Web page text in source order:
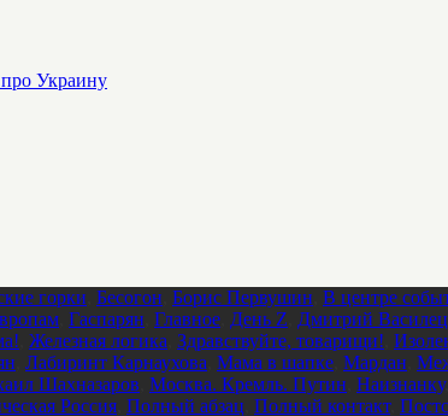
Украину
горки Бесогон Борис Первушин В центре
Гаспарян Главное День Z Дмитрий Василец
Железная логика Здравствуйте, товарищи!
Лабиринт Карнаухова Мама в шапке Мардан
Шахназаров Москва. Кремль. Путин Наизнанку,
Россия Полный абзац Полный контакт,